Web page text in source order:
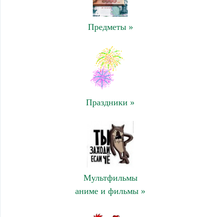
Предметы »
Праздники »
Мультфильмы
аниме и фильмы »